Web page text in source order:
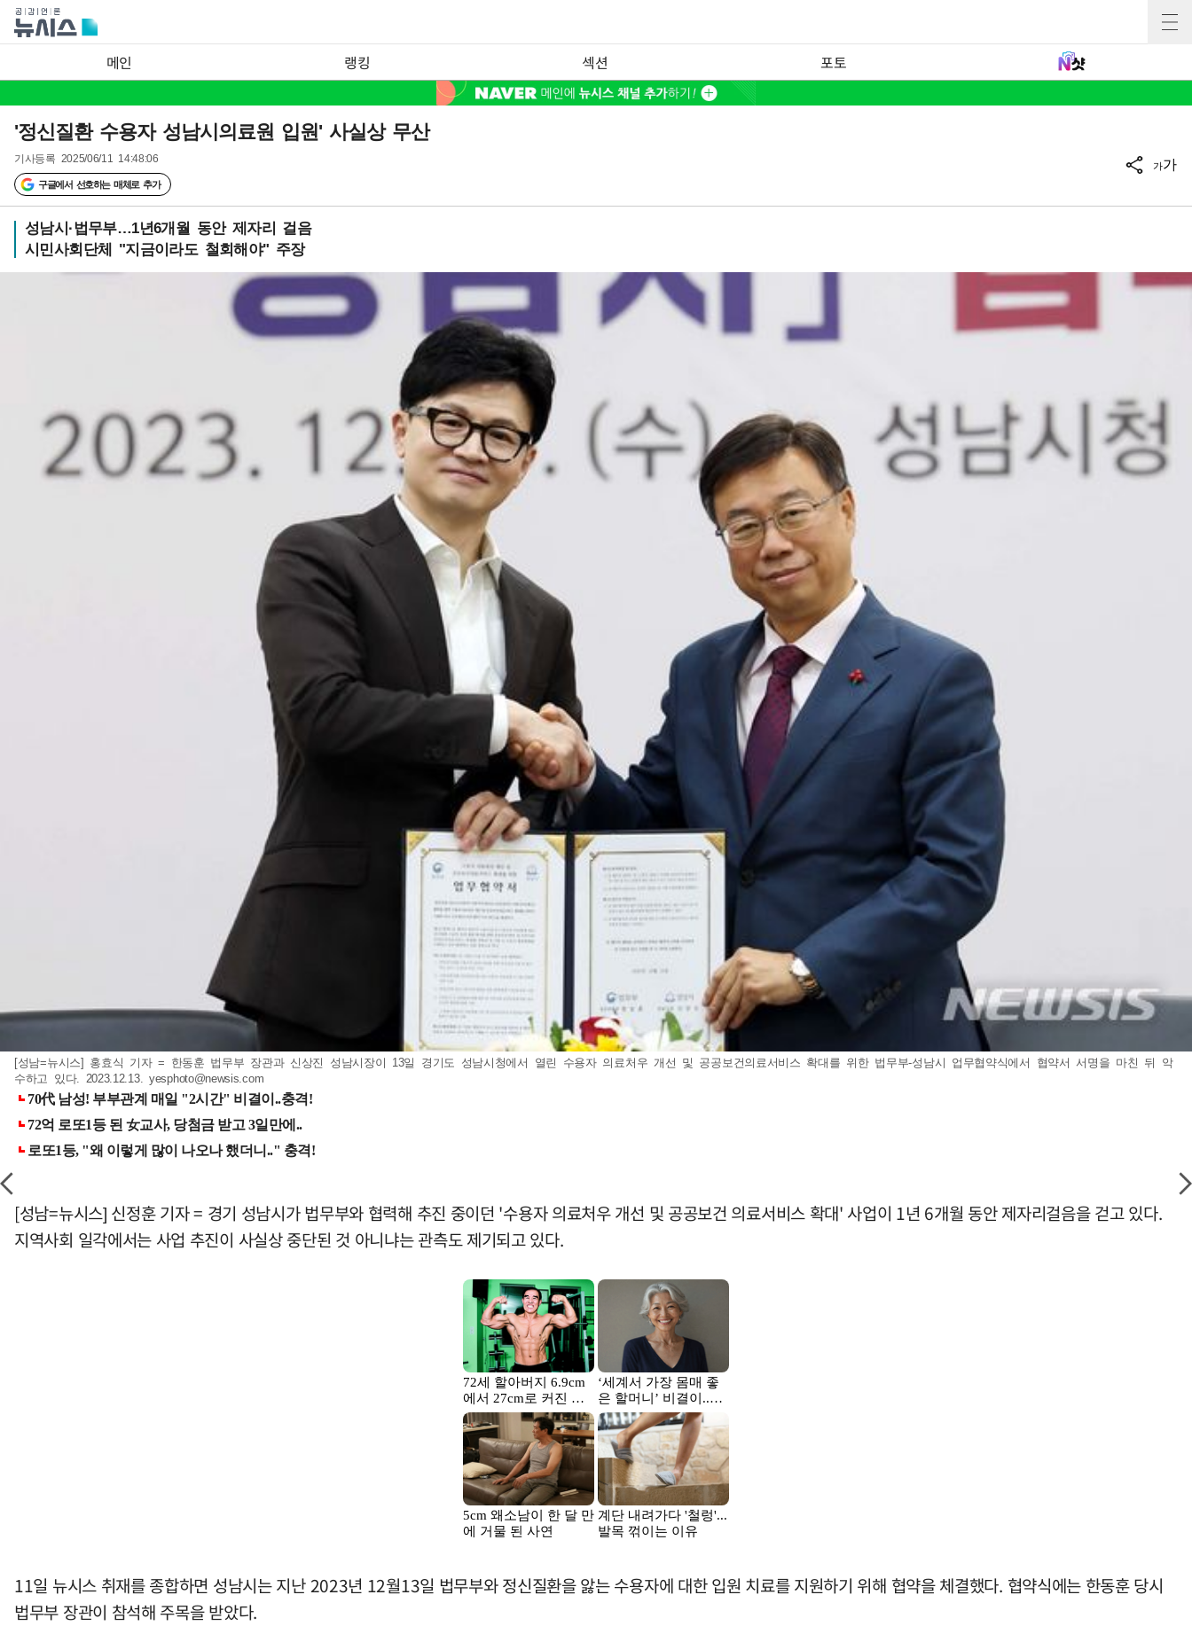
메인 랭킹 섹션 포토
'정신질환 수용자 성남시의료원 입원' 사실상 무산
기사등록 2025/06/11 14:48:06
구글에서 선호하는 매체로 추가
가가
성남시·법무부…1년6개월 동안 제자리 걸음
시민사회단체 "지금이라도 철회해야" 주장
[성남=뉴시스] 홍효식 기자 = 한동훈 법무부 장관과 신상진 성남시장이 13일 경기도 성남시청에서 열린 수용자 의료처우 개선 및 공공보건의료서비스 확대를 위한 법무부-성남시 업무협약식에서 협약서 서명을 마친 뒤 악
수하고 있다. 2023.12.13. yesphoto@newsis.com
[성남=뉴시스] 신정훈 기자 = 경기 성남시가 법무부와 협력해 추진 중이던 '수용자 의료처우 개선 및 공공보건 의료서비스 확대' 사업이 1년 6개월 동안 제자리걸음을 걷고 있다.
지역사회 일각에서는 사업 추진이 사실상 중단된 것 아니냐는 관측도 제기되고 있다.
11일 뉴시스 취재를 종합하면 성남시는 지난 2023년 12월13일 법무부와 정신질환을 앓는 수용자에 대한 입원 치료를 지원하기 위해 협약을 체결했다. 협약식에는 한동훈 당시
법무부 장관이 참석해 주목을 받았다.